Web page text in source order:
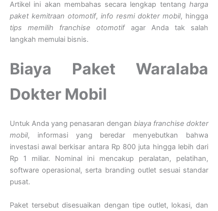
Artikel ini akan membahas secara lengkap tentang harga
paket kemitraan otomotif, info resmi dokter mobil, hingga
tips memilih franchise otomotifagar Anda tak salah
langkah memulai bisnis.
Biaya Paket Waralaba
Dokter Mobil
Untuk Anda yang penasaran dengan biaya franchise dokter
mobil, informasi yang beredar menyebutkan bahwa
investasi awal berkisar antara Rp 800 juta hingga lebih dari
Rp 1 miliar. Nominal ini mencakup peralatan, pelatihan,
software operasional, serta branding outlet sesuai standar
pusat.
Paket tersebut disesuaikan dengan tipe outlet, lokasi, dan